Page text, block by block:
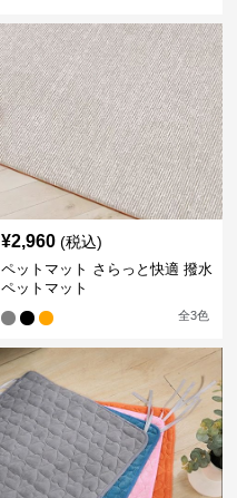
¥2,960 (税込)
ペットマット さらっと快適 撥水
ペットマット
全3色